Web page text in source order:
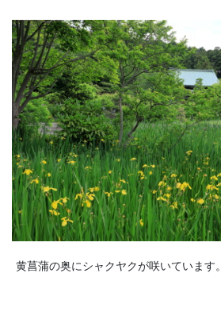
黄菖蒲の奥にシャクヤクが咲いています。